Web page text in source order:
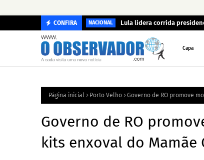
CONFIRA NACIONAL Lula lidera corrida
Capa
Página inicial Porto Velho Governo de RO promove
Governo de RO
kits enxoval do Mamãe